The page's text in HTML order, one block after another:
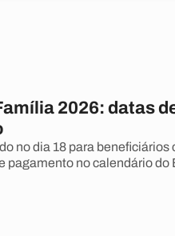
2026: datas
no dia 18 para beneficiários
pagamento no calendário do